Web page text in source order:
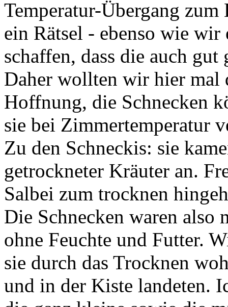
Temperatur-Übergang
ein Rätsel - ebenso wie
schaffen, dass die auch
Daher wollten wir hier mal
Hoffnung, die Schnecken
sie bei Zimmertemperatur
Zu den Schneckis: sie
getrockneter Kräuter an.
Salbei zum trocknen
Die Schnecken waren also
ohne Feuchte und Futter.
sie durch das Trocknen
und in der Kiste landeten.